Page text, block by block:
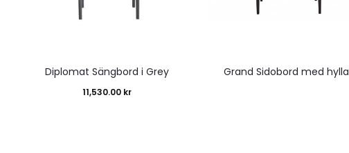
Diplomat Sängbord i Grey
11,530.00 kr
Grand Sidobord med hylla